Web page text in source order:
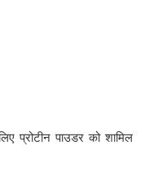
प्रोटीन पाउडर को शामिल